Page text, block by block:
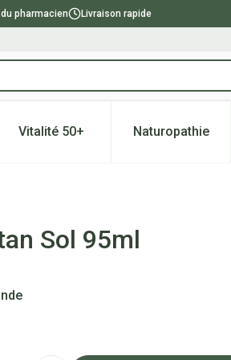
pharmacien Livraison rapide
et hygièneRégime, alimentation &
menu pour la catégorie
Vitalité 50+Afficher le sous-menu pour la
Naturopathie
Afficher
Sol 95ml